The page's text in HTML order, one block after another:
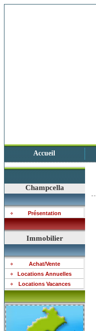
Accueil
Champcella
Présentation
Immobilier
Achat/Vente
Locations Annuelles
Locations Vacances